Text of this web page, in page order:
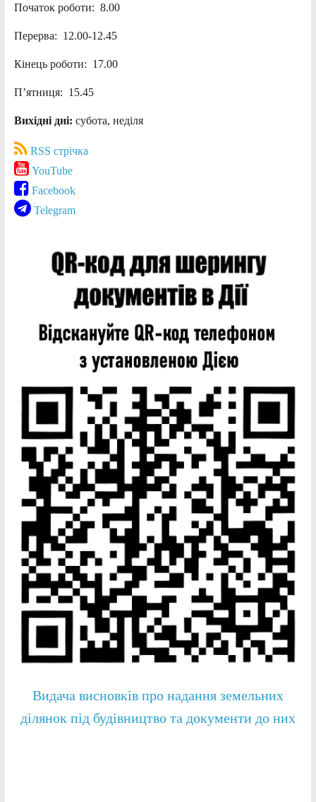
Початок роботи: 8.00
Перерва: 12.00-12.45
Кінець роботи: 17.00
П’ятниця: 15.45
Вихідні дні: субота, неділя
RSS стрічка
YouTube
Facebook
Telegram
Видача висновків про надання земельних
ділянок під будівництво та документи до них